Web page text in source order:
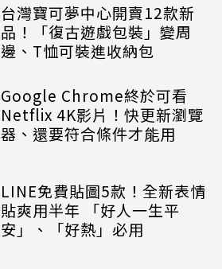
台灣寶可夢中心開賣12款新
品！「復古遊戲包裝」變周
邊、T恤可裝進收納包
Google Chrome終於可看
Netflix 4K影片！快更新瀏覽
器、還要符合條件才能用
LINE免費貼圖5款！全新表情
貼爽用半年 「好人一生平
安」、「好熱」必用